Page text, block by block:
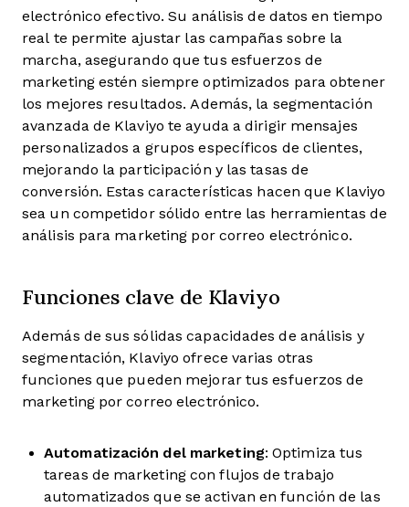
electrónico efectivo. Su análisis de datos en tiempo
real te permite ajustar las campañas sobre la
marcha, asegurando que tus esfuerzos de
marketing estén siempre optimizados para obtener
los mejores resultados. Además, la segmentación
avanzada de Klaviyo te ayuda a dirigir mensajes
personalizados a grupos específicos de clientes,
mejorando la participación y las tasas de
conversión. Estas características hacen que Klaviyo
sea un competidor sólido entre las herramientas de
análisis para marketing por correo electrónico.
Funciones clave de Klaviyo
Además de sus sólidas capacidades de análisis y
segmentación, Klaviyo ofrece varias otras
funciones que pueden mejorar tus esfuerzos de
marketing por correo electrónico.
Automatización del marketing: Optimiza tus
tareas de marketing con flujos de trabajo
automatizados que se activan en función de las